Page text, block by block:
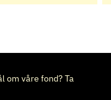
om våre fond? Ta